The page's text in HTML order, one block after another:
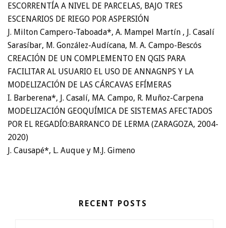
ESCORRENTÍA A NIVEL DE PARCELAS, BAJO TRES
ESCENARIOS DE RIEGO POR ASPERSIÓN
J. Milton Campero-Taboada*, A. Mampel Martín , J. Casalí
Sarasíbar, M. González-Audícana, M. A. Campo-Bescós
CREACIÓN DE UN COMPLEMENTO EN QGIS PARA
FACILITAR AL USUARIO EL USO DE ANNAGNPS Y LA
MODELIZACIÓN DE LAS CÁRCAVAS EFÍMERAS
I. Barberena*, J. Casalí, MA. Campo, R. Muñoz-Carpena
MODELIZACIÓN GEOQUÍMICA DE SISTEMAS AFECTADOS
POR EL REGADÍO:BARRANCO DE LERMA (ZARAGOZA, 2004-
2020)
J. Causapé*, L. Auque y M.J. Gimeno
RECENT POSTS